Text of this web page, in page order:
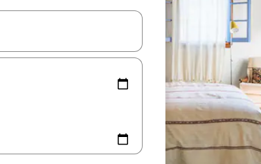
dispozícii, môžete si ich prechádzať pomocou klávesov